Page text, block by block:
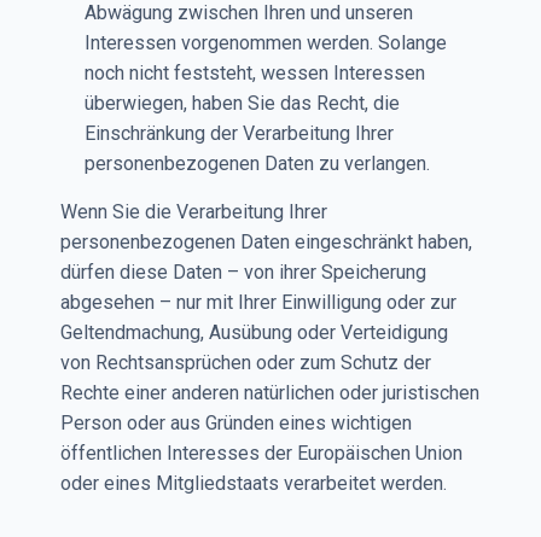
Abwägung zwischen Ihren und unseren
Interessen vorgenommen werden. Solange
noch nicht feststeht, wessen Interessen
überwiegen, haben Sie das Recht, die
Einschränkung der Verarbeitung Ihrer
personenbezogenen Daten zu verlangen.
Wenn Sie die Verarbeitung Ihrer
personenbezogenen Daten eingeschränkt haben,
dürfen diese Daten – von ihrer Speicherung
abgesehen – nur mit Ihrer Einwilligung oder zur
Geltendmachung, Ausübung oder Verteidigung
von Rechtsansprüchen oder zum Schutz der
Rechte einer anderen natürlichen oder juristischen
Person oder aus Gründen eines wichtigen
öffentlichen Interesses der Europäischen Union
oder eines Mitgliedstaats verarbeitet werden.